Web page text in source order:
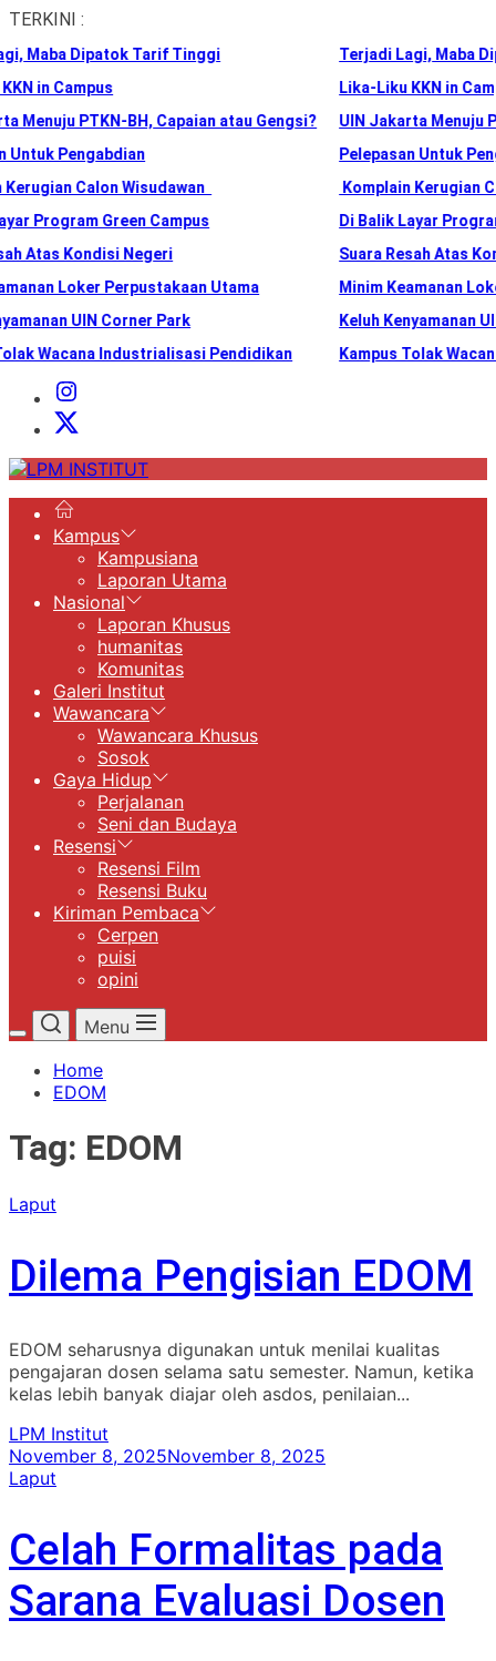
Skip
the
content
TERKINI :
Maba Dipatok Tarif Tinggi
in Campus
PTKN-BH, Capaian atau Gengsi?
Pengabdian
Calon Wisudawan
Program Green Campus
Atas Kondisi Negeri
Loker Perpustakaan Utama
UIN Corner Park
Wacana Industrialisasi Pendidikan
Terjadi Lagi, Maba
Lika-Liku KKN in
UIN Jakarta Menuju
Pelepasan Untuk
Komplain Kerugian
Di Balik Layar
Suara Resah Atas
Minim Keamanan
Keluh Kenyamanan
Kampus Tolak
Instagram
Institut
X
LPM
Kampus
Kampusiana
Laporan Utama
Nasional
Laporan Khusus
humanitas
Komunitas
Galeri Institut
Wawancara
Wawancara Khusus
Sosok
Gaya Hidup
Perjalanan
Seni dan Budaya
Resensi
Resensi Film
Resensi Buku
Kiriman Pembaca
Cerpen
puisi
opini
Menu
Home
EDOM
Tag: EDOM
Laput
Dilema Pengisian EDOM
EDOM seharusnya digunakan untuk menilai kualitas
pengajaran dosen selama satu semester. Namun, ketika
kelas lebih banyak diajar oleh asdos, penilaian...
LPM Institut
November 8, 2025November 8, 2025
Laput
Celah Formalitas pada
Sarana Evaluasi Dosen